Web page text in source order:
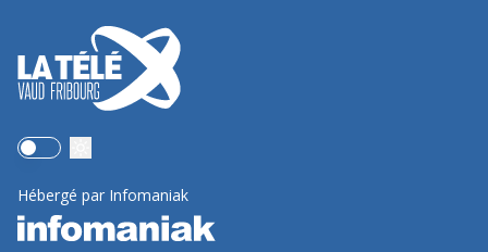
Use setting
Hébergé par Infomaniak